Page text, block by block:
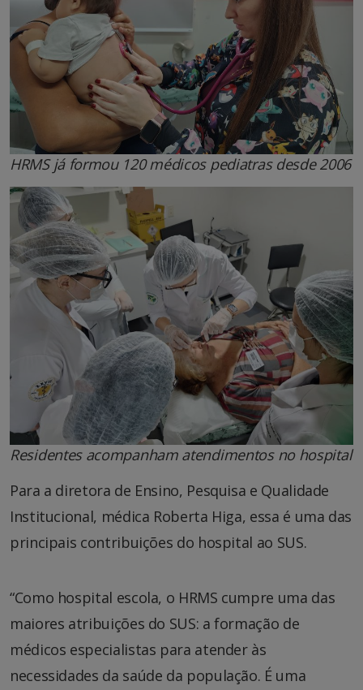
HRMS já formou 120 médicos pediatras desde 2006
Residentes acompanham atendimentos no hospital
Para a diretora de Ensino, Pesquisa e Qualidade
Institucional, médica Roberta Higa, essa é uma das
principais contribuições do hospital ao SUS.
“Como hospital escola, o HRMS cumpre uma das
maiores atribuições do SUS: a formação de
médicos especialistas para atender às
necessidades da saúde da população. É uma